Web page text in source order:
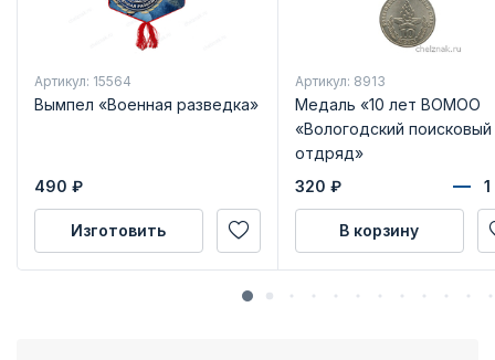
Артикул: 15564
Вымпел «Военная разведка»
490 ₽
Изготовить
Артикул: 8913
Медаль «10 лет ВОМОО
«Вологодский поисковый
отдряд»
320 ₽
В корзину